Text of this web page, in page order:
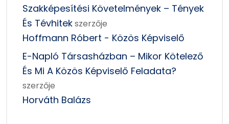
Szakképesítési Követelmények – Tények
És Tévhitekszerzője
Hoffmann Róbert - Közös Képviselő
E-Napló Társasházban – Mikor Kötelező
És Mi A Közös Képviselő Feladata?
szerzője
Horváth Balázs